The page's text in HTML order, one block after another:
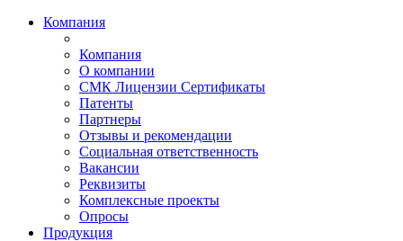
Компания
Компания
О компании
СМК Лицензии Сертификаты
Патенты
Партнеры
Отзывы и рекомендации
Социальная ответственность
Вакансии
Реквизиты
Комплексные проекты
Опросы
Продукция